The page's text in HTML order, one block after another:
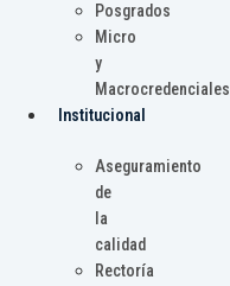
Posgrados
Micro
y
Macrocredenciales
Institucional
Aseguramiento
de
la
calidad
Rectoría